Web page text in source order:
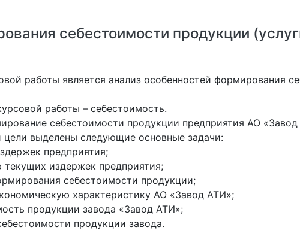
себестоимости продукции
работы является анализ особенностей формирования
работы – себестоимость.
себестоимости продукции предприятия АО
выделены следующие основные задачи:
предприятия;
издержек предприятия;
себестоимости продукции;
характеристику АО «Завод АТИ»;
продукции завода «Завод АТИ»;
продукции завода.